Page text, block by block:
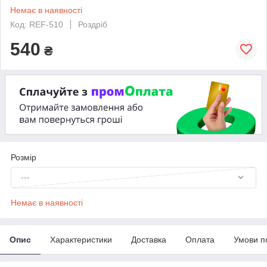
Немає в наявності
Код: REF-510
Роздріб
540 ₴
Розмір
---
Немає в наявності
Опис Характеристики Доставка Оплата Умови